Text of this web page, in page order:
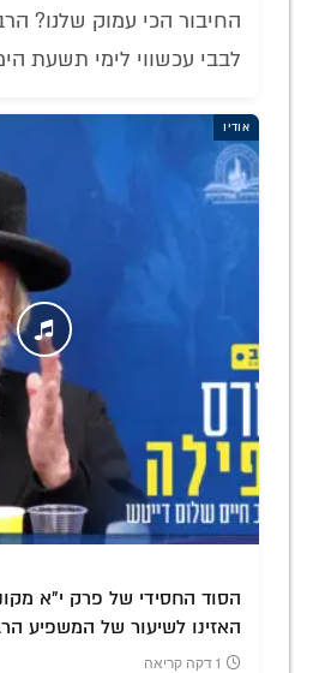
החיבור הכי עמוק שלנו?
לבבי עכשווי לימי תשעת
אודיו
הסוד החסידי של פרק י"א
האזינו לשיעור של המשפיע
1 דקה קריאה